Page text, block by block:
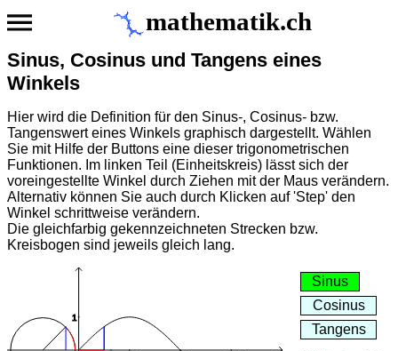
mathematik.ch
Sinus, Cosinus und Tangens eines
Winkels
Hier wird die Definition für den Sinus-, Cosinus- bzw.
Tangenswert eines Winkels graphisch dargestellt. Wählen
Sie mit Hilfe der Buttons eine dieser trigonometrischen
Funktionen. Im linken Teil (Einheitskreis) lässt sich der
voreingestellte Winkel durch Ziehen mit der Maus verändern.
Alternativ können Sie auch durch Klicken auf 'Step' den
Winkel schrittweise verändern.
Die gleichfarbig gekennzeichneten Strecken bzw.
Kreisbogen sind jeweils gleich lang.